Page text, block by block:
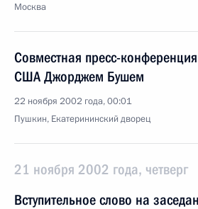
Москва
Совместная пресс-
США Джорджем Бушем
22 ноября 2002 года, 00:01
Пушкин, Екатерининский дворец
21 ноября 2002 года, четверг
Вступительное слово на